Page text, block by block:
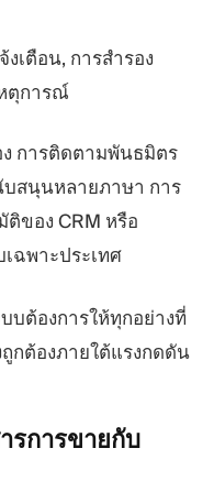
เตือน, การสำรอง
ตุการณ์
การติดตามพันธมิตร
บสนุนหลายภาษา การ
ของ CRM หรือ
ฉพาะประเทศ
บต้องการให้ทุกอย่างที่
กต้องภายใต้แรงกดดัน
รการขายกับ